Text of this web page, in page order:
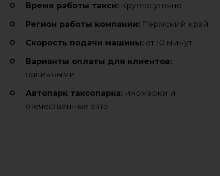
Время работы такси: Круглосуточно
Регион работы компании: Пермский край
Cкорость подачи машины: от 10 минут
Варианты оплаты для клиентов:
наличными
Автопарк таксопарка: иномарки и
отечественные авто